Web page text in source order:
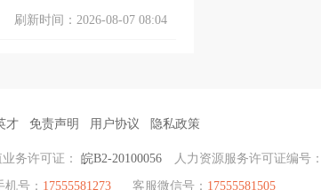
刷新时间：2026-08-07 08:04
才 免责声明 用户协议 隐私政策
务许可证： 皖B2-20100056 人力资源服务许可证编号：
机号： 17555581273 客服微信号： 17555581505